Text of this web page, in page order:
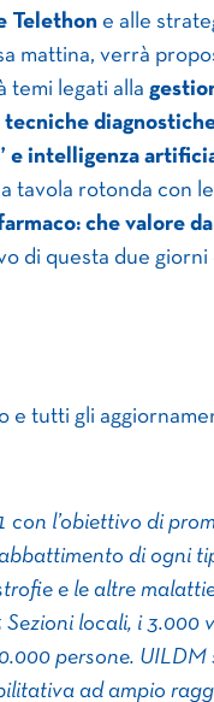
Telethon e alle
mattina, verrà
temi legati alla
e intelligenza
tavola rotonda con
che valore
di questa due giorni
e tutti gli
con l’obiettivo di
di ogni
e le altre
locali, i 3.000
persone.
ad ampio